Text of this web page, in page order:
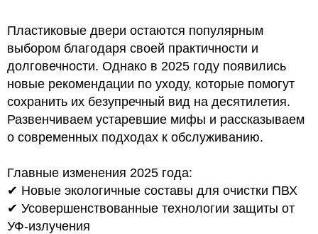
Пластиковые двери остаются популярным
выбором благодаря своей практичности и
долговечности. Однако в 2025 году появились
новые рекомендации по уходу, которые помогут
сохранить их безупречный вид на десятилетия.
Развенчиваем устаревшие мифы и рассказываем
о современных подходах к обслуживанию.
Главные изменения 2025 года:
✔ Новые экологичные составы для очистки ПВХ
✔ Усовершенствованные технологии защиты от
УФ-излучения